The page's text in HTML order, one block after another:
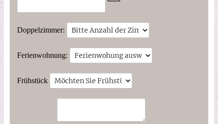
Doppelzimmer:
Ferienwohnung:
Frühstück